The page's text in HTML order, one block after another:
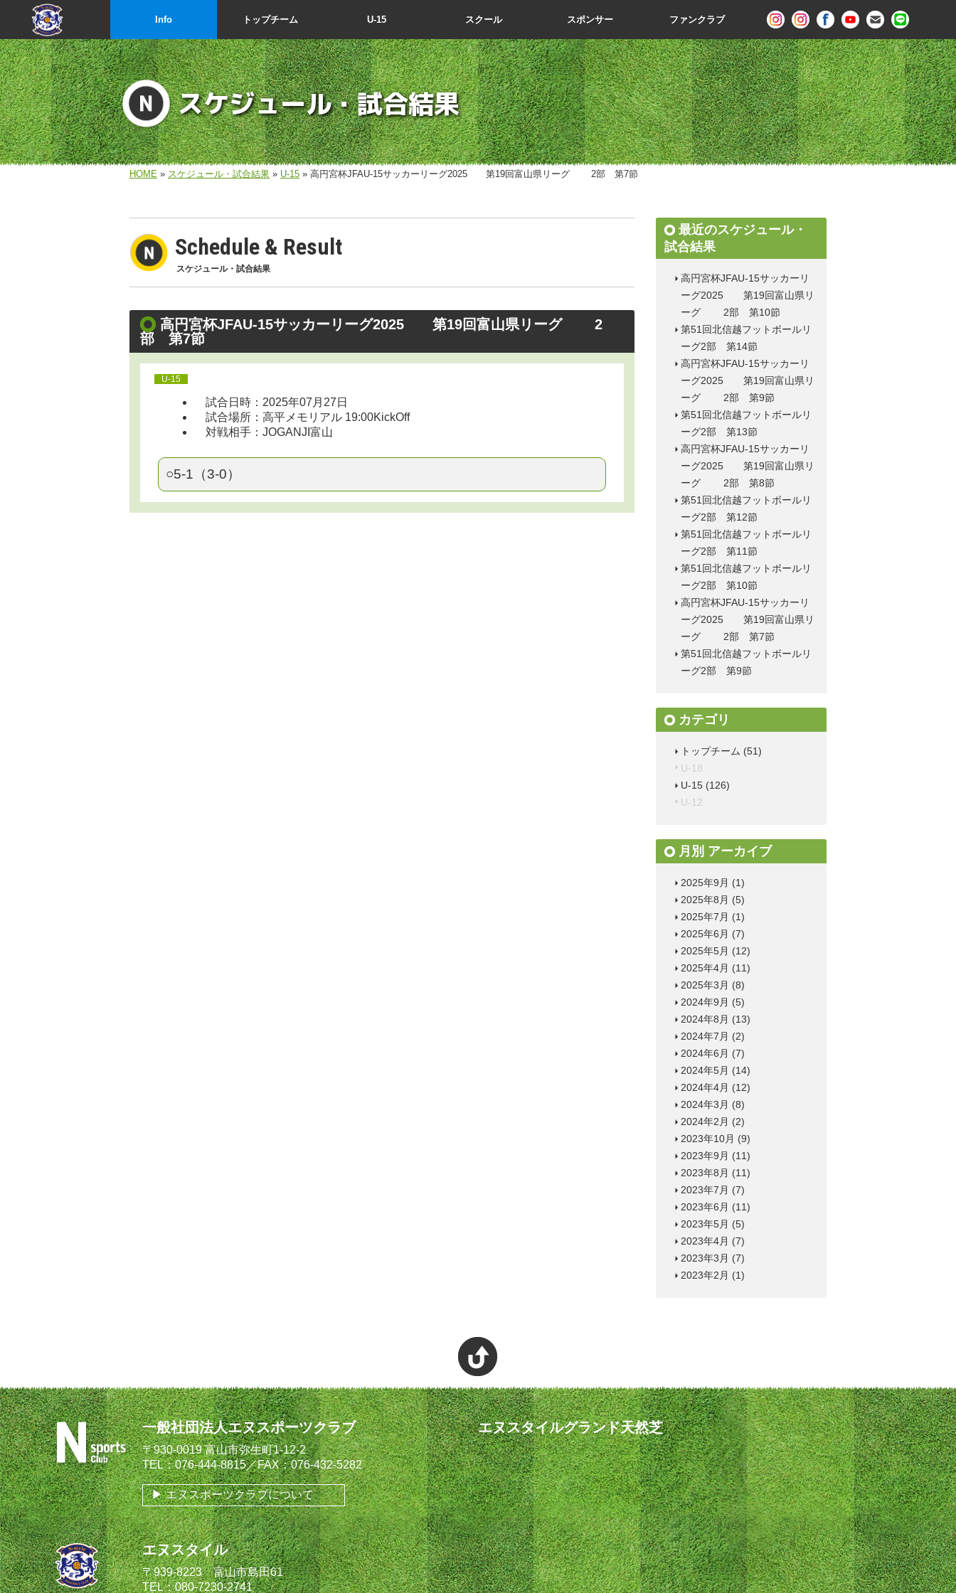
Info トップチーム U-15 スクール スポンサー ファンクラブ
スケジュール・試合結果
HOME » スケジュール・試合結果 » U-15 » 高円宮杯JFAU-15サッカーリーグ2025 第19回富山県リーグ 2部 第7節
Schedule & Result
スケジュール・試合結果
高円宮杯JFAU-15サッカーリーグ2025 第19回富山県リーグ 2
部 第7節
U-15
試合日時：2025年07月27日
試合場所：高平メモリアル 19:00KickOff
対戦相手：JOGANJI富山
○5-1（3-0）
最近のスケジュール・
試合結果
高円宮杯JFAU-15サッカーリ
ーグ2025 第19回富山県リ
ーグ 2部 第10節
第51回北信越フットボールリ
ーグ2部 第14節
高円宮杯JFAU-15サッカーリ
ーグ2025 第19回富山県リ
ーグ 2部 第9節
第51回北信越フットボールリ
ーグ2部 第13節
高円宮杯JFAU-15サッカーリ
ーグ2025 第19回富山県リ
ーグ 2部 第8節
第51回北信越フットボールリ
ーグ2部 第12節
第51回北信越フットボールリ
ーグ2部 第11節
第51回北信越フットボールリ
ーグ2部 第10節
高円宮杯JFAU-15サッカーリ
ーグ2025 第19回富山県リ
ーグ 2部 第7節
第51回北信越フットボールリ
ーグ2部 第9節
カテゴリ
トップチーム (51)
U-18
U-15 (126)
U-12
月別 アーカイブ
2025年9月 (1)
2025年8月 (5)
2025年7月 (1)
2025年6月 (7)
2025年5月 (12)
2025年4月 (11)
2025年3月 (8)
2024年9月 (5)
2024年8月 (13)
2024年7月 (2)
2024年6月 (7)
2024年5月 (14)
2024年4月 (12)
2024年3月 (8)
2024年2月 (2)
2023年10月 (9)
2023年9月 (11)
2023年8月 (11)
2023年7月 (7)
2023年6月 (11)
2023年5月 (5)
2023年4月 (7)
2023年3月 (7)
2023年2月 (1)
一般社団法人エヌスポーツクラブ
〒930-0019 富山市弥生町1-12-2
TEL：076-444-8815／FAX：076-432-5282
エヌスポーツクラブについて
エヌスタイル
〒939-8223 富山市島田61
TEL：080-7230-2741
エヌスタイルグランド天然芝